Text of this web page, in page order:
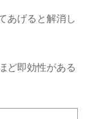
あげると解消し
ど即効性がある